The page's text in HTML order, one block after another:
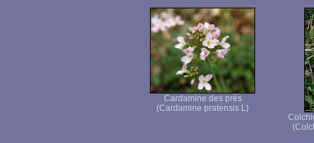
Cardamine des prés
(Cardamine pratensis L)